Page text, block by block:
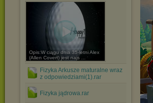
Opis:W ciągu dnia 35-letni Alex
(Allen Covert) jest najs ...
Fizyka Arkusze maturalne wraz
z odpowiedziami(1).rar
Fizyka jądrowa.rar